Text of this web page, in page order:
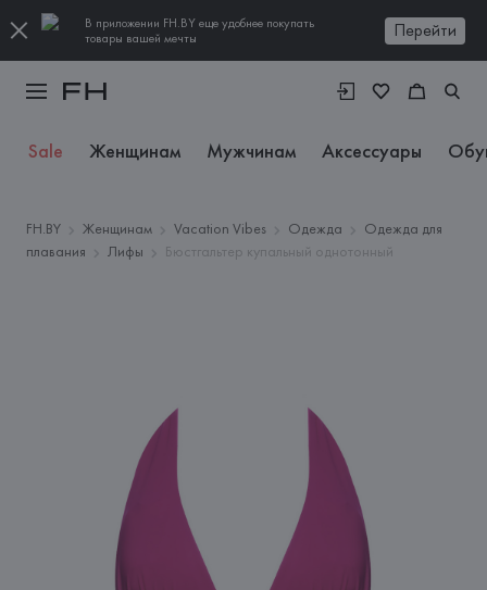
В приложении FH.BY еще удобнее покупать
товары вашей мечты
Перейти
Sale Женщинам Мужчинам Аксессуары
FH.BY Женщинам Vacation Vibes Одежда
Одежда для
плавания
Лифы Бюстгальтер купальный однотонный